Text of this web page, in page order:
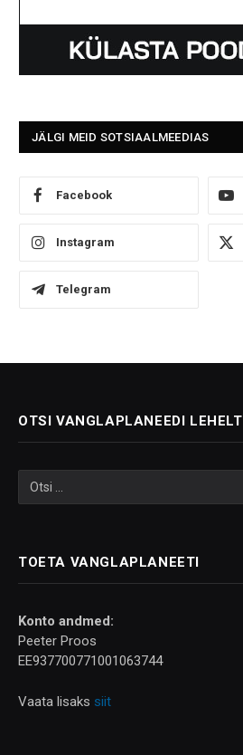
JÄLGI MEID SOTSIAALMEEDIAS
Facebook
Instagram
Telegram
OTSI VANGLAPLANEEDI LEHELT
TOETA VANGLAPLANEETI
Konto andmed:
Peeter Proos
EE937700771001063744
Vaata lisaks siit